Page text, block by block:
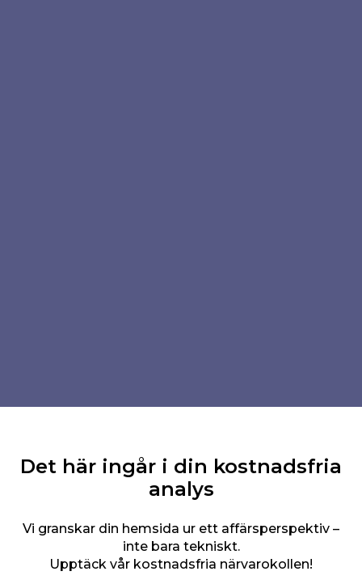
Det här ingår i din kostnadsfria
analys
Vi granskar din hemsida ur ett affärsperspektiv –
inte bara tekniskt.
Upptäck vår kostnadsfria närvarokollen!